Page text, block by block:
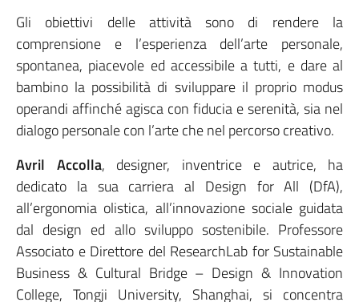
Gli obiettivi delle attività sono di rendere la
comprensione e l’esperienza dell’arte personale,
spontanea, piacevole ed accessibile a tutti, e dare al
bambino la possibilità di sviluppare il proprio modus
operandi affinché agisca con fiducia e serenità, sia nel
dialogo personale con l’arte che nel percorso creativo.
Avril Accolla, designer, inventrice e autrice, ha
dedicato la sua carriera al Design for All (DfA),
all’ergonomia olistica, all’innovazione sociale guidata
dal design ed allo sviluppo sostenibile. Professore
Associato e Direttore del ResearchLab for Sustainable
Business & Cultural Bridge – Design & Innovation
College, Tongji University, Shanghai, si concentra